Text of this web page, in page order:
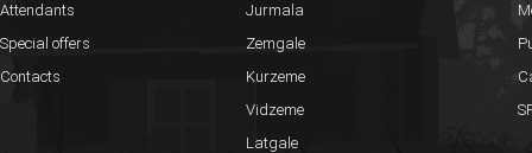
Attendants
Special offers
Contacts
Jurmala
Zemgale
Kurzeme
Vidzeme
Latgale